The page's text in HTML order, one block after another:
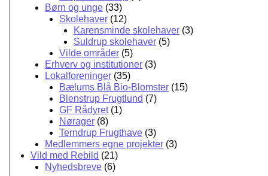
r
u
p
o
g
N
ø
r
a
g
e
Børn og unge (33)
Skolehaver (12)
Karensminde skolehaver (3)
Suldrup skolehaver (5)
Vilde områder (5)
Erhverv og institutioner (3)
Lokalforeninger (35)
Bælums Blå Bio-Blomster (15)
Blenstrup Frugtlund (7)
GF Rådyret(1)
Nørager (8)
Terndrup Frugthave (3)
Medlemmers egne projekter (3)
Vild med Rebild (21)
Nyhedsbreve (6)